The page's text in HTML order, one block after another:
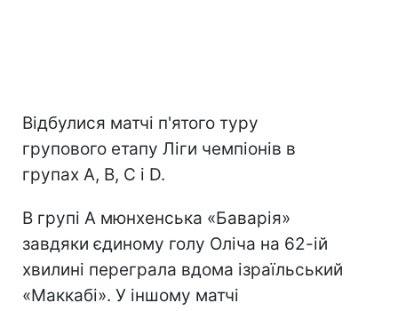
Відбулися матчі п'ятого туру
групового етапу Ліги чемпіонів в
групах А, В, С і D.
В групі A мюнхенська «Баварія»
завдяки єдиному голу Оліча на 62-ій
хвилині переграла вдома ізраїльський
«Маккабі». У іншому матчі